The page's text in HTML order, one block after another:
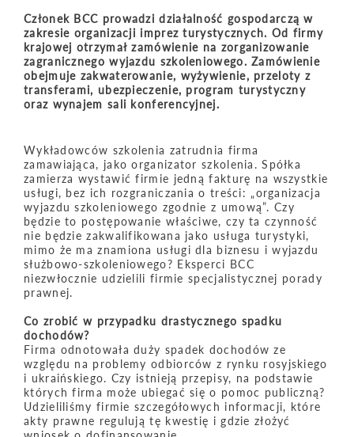
Członek BCC prowadzi działalność gospodarczą w
zakresie organizacji imprez turystycznych. Od firmy
krajowej otrzymał zamówienie na zorganizowanie
zagranicznego wyjazdu szkoleniowego. Zamówienie
obejmuje zakwaterowanie, wyżywienie, przeloty z
transferami, ubezpieczenie, program turystyczny
oraz wynajem sali konferencyjnej.
Wykładowców szkolenia zatrudnia firma
zamawiająca, jako organizator szkolenia. Spółka
zamierza wystawić firmie jedną fakturę na wszystkie
usługi, bez ich rozgraniczania o treści: „organizacja
wyjazdu szkoleniowego zgodnie z umową”. Czy
będzie to postępowanie właściwe, czy ta czynność
nie będzie zakwalifikowana jako usługa turystyki,
mimo że ma znamiona usługi dla biznesu i wyjazdu
służbowo-szkoleniowego? Eksperci BCC
niezwłocznie udzielili firmie specjalistycznej porady
prawnej.
Co zrobić w przypadku drastycznego spadku
dochodów?
Firma odnotowała duży spadek dochodów ze
względu na problemy odbiorców z rynku rosyjskiego
i ukraińskiego. Czy istnieją przepisy, na podstawie
których firma może ubiegać się o pomoc publiczną?
Udzieliliśmy firmie szczegółowych informacji, które
akty prawne regulują tę kwestię i gdzie złożyć